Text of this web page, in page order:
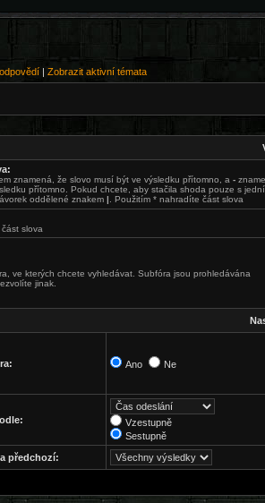
| Zobrazit aktivní témata
znamená, že slovo musí být ve výsledku přítomno, a -
přítomno. Pokud chcete, aby stačila shoda pouze s
oddělené znakem | . Použitím * nahradíte část slova
slova
ve kterých chcete vyhledávat. Subfóra jsou prohledávána
jinak.
Ano Ne
Vzestupně
Sestupně
předchozí: